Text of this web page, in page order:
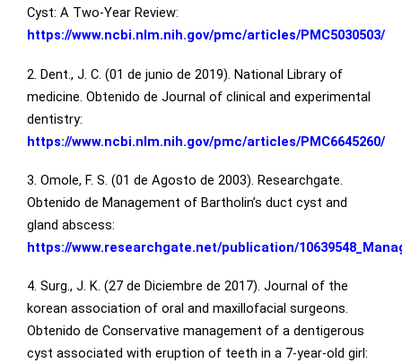
Cyst: A Two-Year Review:
https://www.ncbi.nlm.nih.gov/pmc/articles/PMC5030503/
2. Dent., J. C. (01 de junio de 2019). National Library of
medicine. Obtenido de Journal of clinical and experimental
dentistry:
https://www.ncbi.nlm.nih.gov/pmc/articles/PMC6645260/
3. Omole, F. S. (01 de Agosto de 2003). Researchgate.
Obtenido de Management of Bartholin’s duct cyst and
gland abscess:
https://www.researchgate.net/publication/
4. Surg., J. K. (27 de Diciembre de 2017). Journal of the
korean association of oral and maxillofacial surgeons.
Obtenido de Conservative management of a dentigerous
cyst associated with eruption of teeth in a 7-year-old girl: